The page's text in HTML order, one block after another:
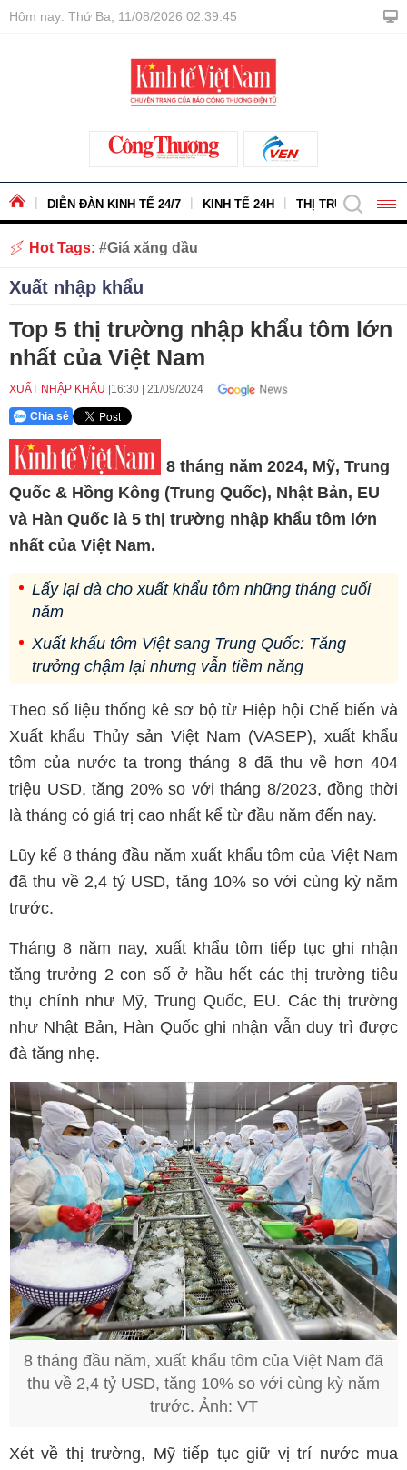
Hôm nay: Thứ Ba, 11/08/2026 02:39:46
DIỄN ĐÀN KINH TẾ 24/7 KINH TẾ 24H THỊ TRƯỜNG -
Hot Tags: Giá xăng dầu
Xuất nhập khẩu
Top 5 thị trường nhập khẩu tôm lớn
nhất của Việt Nam
XUẤT NHẬP KHẨU 16:30 21/09/2024
Chia sẻ
8 tháng năm 2024, Mỹ, Trung
Quốc & Hồng Kông (Trung Quốc), Nhật Bản, EU
và Hàn Quốc là 5 thị trường nhập khẩu tôm lớn
nhất của Việt Nam.
Lấy lại đà cho xuất khẩu tôm những tháng cuối
năm
Xuất khẩu tôm Việt sang Trung Quốc: Tăng
trưởng chậm lại nhưng vẫn tiềm năng
Theo số liệu thống kê sơ bộ từ Hiệp hội Chế biến và
Xuất khẩu Thủy sản Việt Nam (VASEP), xuất khẩu
tôm của nước ta trong tháng 8 đã thu về hơn 404
triệu USD, tăng 20% so với tháng 8/2023, đồng thời
là tháng có giá trị cao nhất kể từ đầu năm đến nay.
Lũy kế 8 tháng đầu năm xuất khẩu tôm của Việt Nam
đã thu về 2,4 tỷ USD, tăng 10% so với cùng kỳ năm
trước.
Tháng 8 năm nay, xuất khẩu tôm tiếp tục ghi nhận
tăng trưởng 2 con số ở hầu hết các thị trường tiêu
thụ chính như Mỹ, Trung Quốc, EU. Các thị trường
như Nhật Bản, Hàn Quốc ghi nhận vẫn duy trì được
đà tăng nhẹ.
8 tháng đầu năm, xuất khẩu tôm của Việt Nam đã
thu về 2,4 tỷ USD, tăng 10% so với cùng kỳ năm
trước. Ảnh: VT
Xét về thị trường, Mỹ tiếp tục giữ vị trí nước mua